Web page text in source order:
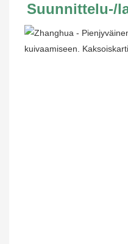
Suunnittelu-/